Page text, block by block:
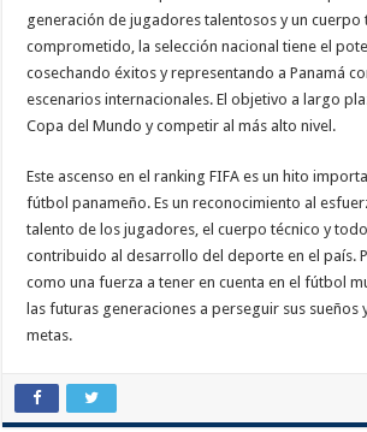
generación de jugadores talentosos y un cuerpo
comprometido, la selección nacional tiene el
cosechando éxitos y representando a Panamá
escenarios internacionales. El objetivo a largo
Copa del Mundo y competir al más alto nivel.
Este ascenso en el ranking FIFA es un hito
fútbol panameño. Es un reconocimiento al
talento de los jugadores, el cuerpo técnico y
contribuido al desarrollo del deporte en el país.
como una fuerza a tener en cuenta en el fútbol
las futuras generaciones a perseguir sus sueños
metas.